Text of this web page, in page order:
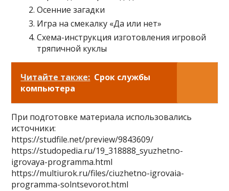
Осенние загадки
Игра на смекалку «Да или нет»
Схема-инструкция изготовления игровой
тряпичной куклы
Читайте также: Срок службы
компьютера
При подготовке материала использовались
источники:
https://studfile.net/preview/9843609/
https://studopedia.ru/19_318888_syuzhetno-
igrovaya-programma.html
https://multiurok.ru/files/ciuzhetno-igrovaia-
programma-solntsevorot.html